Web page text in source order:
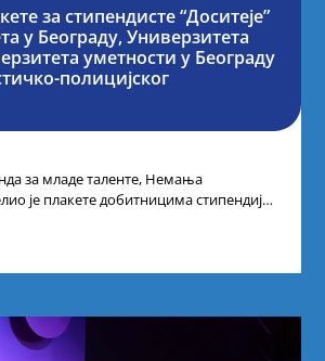
за стипендисте “Доситеје”
у Београду, Универзитета
уметности у Београду
полицијског
за младе таленте, Немања
је плакете добитницима стипендије